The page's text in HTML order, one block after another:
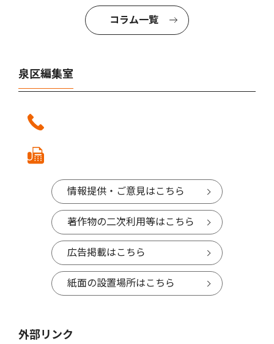
コラム一覧
泉区編集室
情報提供・ご意見はこちら
著作物の二次利用等はこちら
広告掲載はこちら
紙面の設置場所はこちら
外部リンク